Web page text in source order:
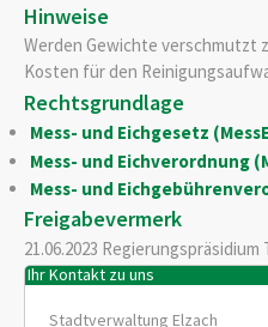
Hinweise
Werden Gewichte verschmutzt
Kosten für den
Rechtsgrundlage
Mess- und Eichgesetz
Mess- und Eichverordnung
Mess- und
Freigabevermerk
21.06.2023 Regierungspräsidium
Ihr Kontakt zu uns
Stadtverwaltung Elzach